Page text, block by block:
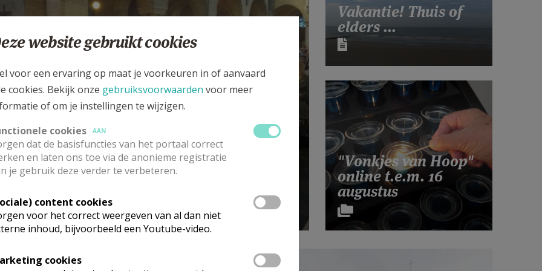
brengt er mensen
in onze PE? Stevige
op 06/08!
Vakantie! Thuis of
elders ...
"Vonkjes van Hoop"
online t.e.m. 16
augustus
website gebruikt cookies
voor een ervaring op maat je voorkeuren in of aanvaard
cookies. Bekijk onze gebruiksvoorwaarden voor meer
of om je instellingen te wijzigen.
cookies
AAN
dat de basisfuncties van het portaal correct
en laten ons toe via de anonieme registratie
je gebruik deze verder te verbeteren.
content cookies
voor het correct weergeven van al dan niet
inhoud, bijvoorbeeld een Youtube-video.
cookies